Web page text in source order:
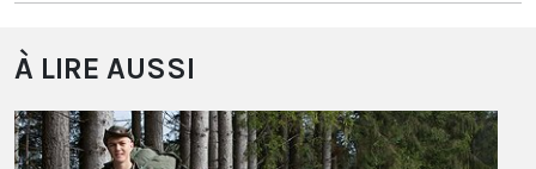
À LIRE AUSSI